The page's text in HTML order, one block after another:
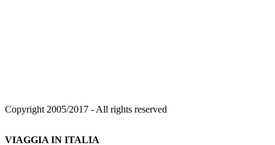
Copyright 2005/2017 - All rights reserved
VIAGGIA IN ITALIA